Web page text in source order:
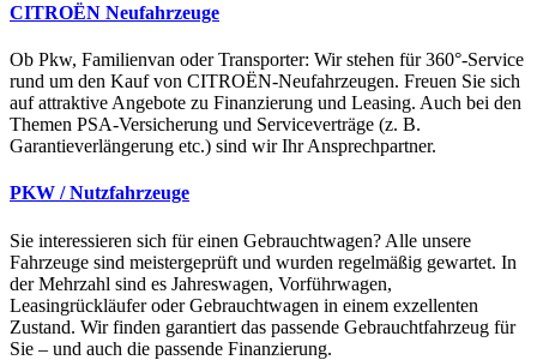
CITROËN Neufahrzeuge
Ob Pkw, Familienvan oder Transporter: Wir stehen für 360°-Service
rund um den Kauf von CITROËN-Neufahrzeugen. Freuen Sie sich
auf attraktive Angebote zu Finanzierung und Leasing. Auch bei den
Themen PSA-Versicherung und Serviceverträge (z. B.
Garantieverlängerung etc.) sind wir Ihr Ansprechpartner.
PKW / Nutzfahrzeuge
Sie interessieren sich für einen Gebrauchtwagen? Alle unsere
Fahrzeuge sind meistergeprüft und wurden regelmäßig gewartet. In
der Mehrzahl sind es Jahreswagen, Vorführwagen,
Leasingrückläufer oder Gebrauchtwagen in einem exzellenten
Zustand. Wir finden garantiert das passende Gebrauchtfahrzeug für
Sie – und auch die passende Finanzierung.